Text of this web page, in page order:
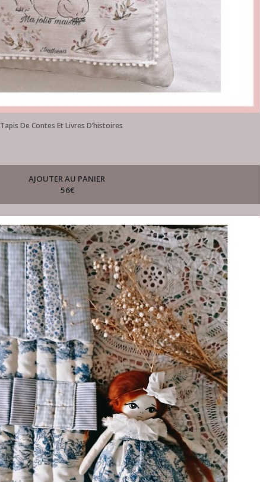
Tapis De Contes Et Livres D’histoires
AJOUTER AU PANIER
56€